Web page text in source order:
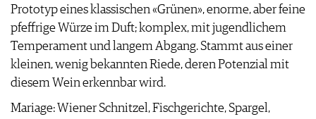
Prototyp eines klassischen «Grünen», enorme, aber feine
pfeffrige Würze im Duft; komplex, mit jugendlichem
Temperament und langem Abgang. Stammt aus einer
kleinen, wenig bekannten Riede, deren Potenzial mit
diesem Wein erkennbar wird.
Mariage: Wiener Schnitzel, Fischgerichte, Spargel,